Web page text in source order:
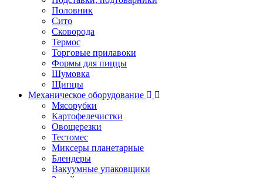
Половник
Сито
Сковорода
Термос
Торговые прилавоки
Формы для пиццы
Шумовка
Щипцы
Механическое оборудование
Мясорубки
Картофелечистки
Овощерезки
Тестомес
Миксеры планетарные
Блендеры
Вакуумные упаковщики